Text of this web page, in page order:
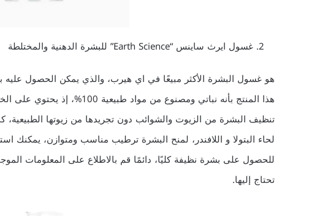
غسول ايرث ساينس “Earth Science” للبشرة الدهنية والمختلطة
هو غسول البشرة الأكثر مبيعًا في اي هيرب، والذي يمكن الحصول
هذا المنتج بأنه نباتي ومصنوع
تنظيف البشرة من الزيوت والشوائب دون تجريدها من زيوتها الطبيعية،
لحاء البتولا و اللافندر، لمنح البشرة ترطيب مناسب ومتوازن، يمكنك
للحصول على بشرة نظيفة كليًا، دائمًا قم بالاطلاع على المعلومات
تحتاج إليها.